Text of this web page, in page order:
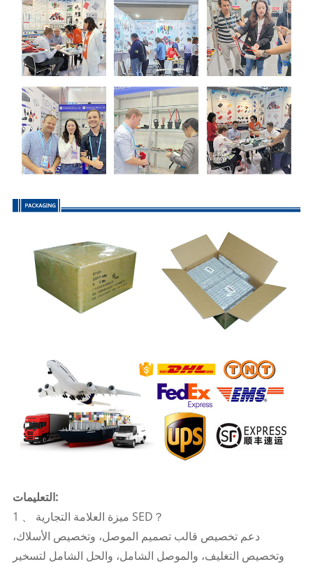
التعليمات:
1 、 ميزة العلامة التجارية SED？
دعم تخصيص قالب تصميم الموصل، وتخصيص الأسلاك،
وتخصيص التغليف، والموصل الشامل، والحل الشامل لتسخير